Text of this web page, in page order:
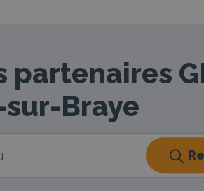
partenaires
sur-Braye